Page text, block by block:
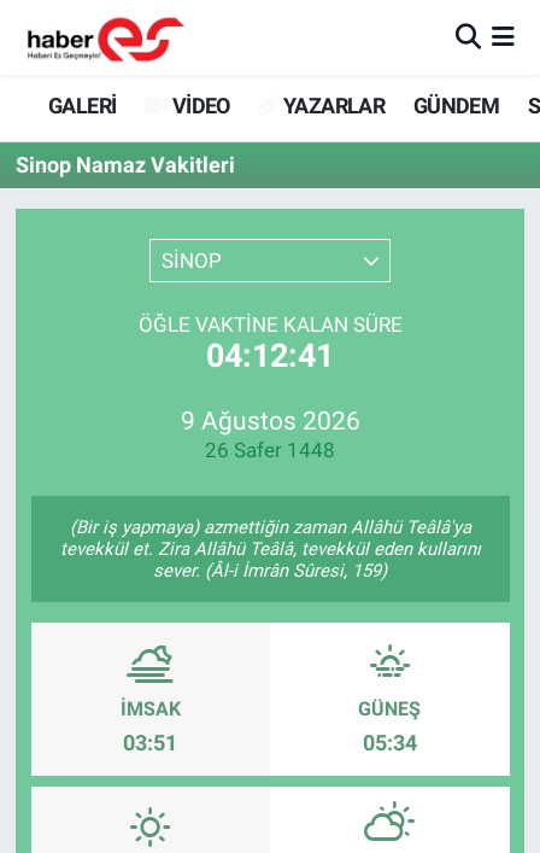
GALERİ VİDEO YAZARLAR GÜNDEM
Sinop Namaz Vakitleri
SİNOP
ÖĞLE VAKTINE KALAN SÜRE
04:12:41
9 Ağustos 2026
26 Safer 1448
(Bir iş yapmaya) azmettiğin zaman Allâhü Teâlâ'ya
tevekkül et. Zira Allâhü Teâlâ, tevekkül eden kullarını
sever. (Âl-i İmrân Sûresi, 159)
İMSAK
03:51
GÜNEŞ
05:34
GALERİ
VİDEO
YAZARLAR
GÜNDEM
SİYASET
SPOR
Eskişehir Nöbetçi Eczaneler
Eskişehir Hava Durumu
Eskişehir Trafik Yoğunluk Haritası
Süper Lig Puan Durumu ve Fikstür
Tüm Manşetler